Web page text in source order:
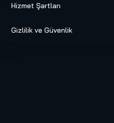
Hizmet Şartları
Gizlilik ve Güvenlik